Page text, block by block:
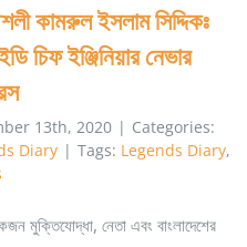
কামরুল ইসলাম সিদ্দিকঃ
চিফ ইঞ্জিনিয়ার নেভার
13th, 2020 | Categories:
Diary | Tags: Legends Diary,
মুক্তিযোদ্ধা, নেতা এবং বাংলাদেশের